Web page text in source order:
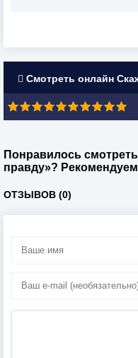
Смотреть онлайн
Понравилось
правду»?
ОТЗЫВОВ (0)